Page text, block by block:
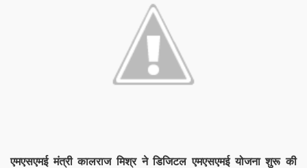
एमएसएमई मंत्री कालराज मिश्र ने डिजिटल एमएसएमई योजना शुरू की